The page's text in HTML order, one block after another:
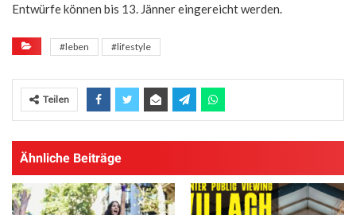
Entwürfe können bis 13. Jänner eingereicht werden.
#leben #lifestyle
Teilen
Ähnliche Beiträge